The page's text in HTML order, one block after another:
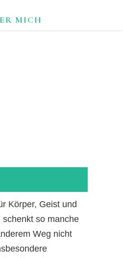
MICH
Körper, Geist und
so manche
Weg nicht